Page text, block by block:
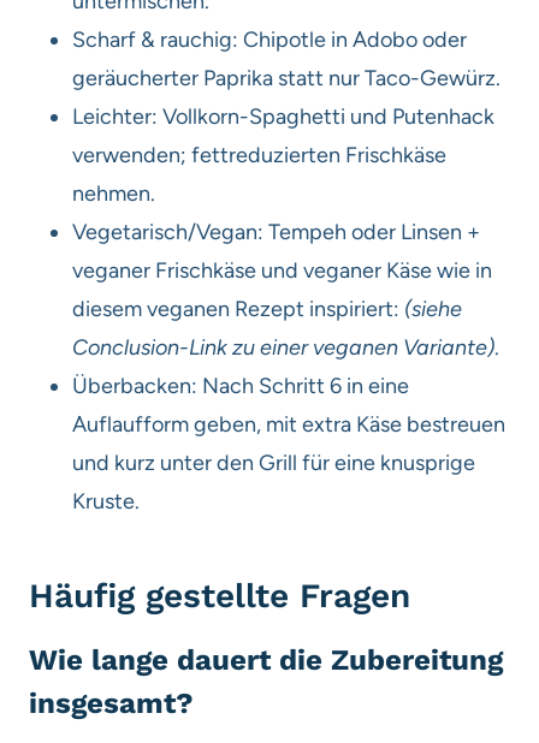
Scharf & rauchig: Chipotle in Adobo oder
geräucherter Paprika statt nur Taco-Gewürz.
Leichter: Vollkorn-Spaghetti und Putenhack
verwenden; fettreduzierten Frischkäse
nehmen.
Vegetarisch/Vegan: Tempeh oder Linsen +
veganer Frischkäse und veganer Käse wie in
diesem veganen Rezept inspiriert: (siehe
Conclusion-Link zu einer veganen Variante).
Überbacken: Nach Schritt 6 in eine
Auflaufform geben, mit extra Käse bestreuen
und kurz unter den Grill für eine knusprige
Kruste.
Häufig gestellte Fragen
Wie lange dauert die Zubereitung
insgesamt?